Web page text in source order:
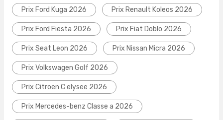
Prix Ford Kuga 2026 Prix Renault Koleos 2026
Prix Ford Fiesta 2026 Prix Fiat Doblo 2026
Prix Seat Leon 2026 Prix Nissan Micra 2026
Prix Volkswagen Golf 2026
Prix Citroen C elysee 2026
Prix Mercedes-benz Classe a 2026